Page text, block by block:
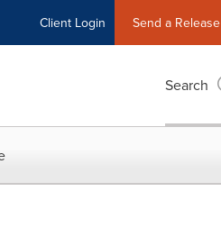
Client Login Send a Release
Search